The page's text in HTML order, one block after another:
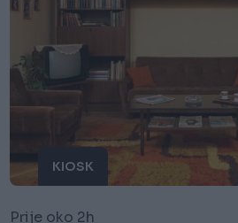
KIOSK
Prije oko 2h